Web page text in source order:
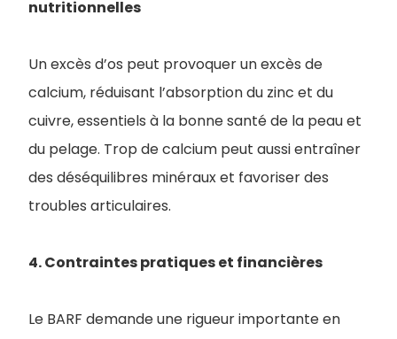
nutritionnelles
Un excès d’os peut provoquer un excès de
calcium, réduisant l’absorption du zinc et du
cuivre, essentiels à la bonne santé de la peau et
du pelage. Trop de calcium peut aussi entraîner
des déséquilibres minéraux et favoriser des
troubles articulaires.
4. Contraintes pratiques et financières
Le BARF demande une rigueur importante en